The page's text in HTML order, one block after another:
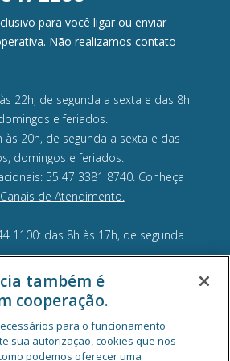
para você ligar ou enviar
Não realizamos contato
22h, de segunda a sexta e das 8h
e feriados.
às 20h, de segunda a sexta e das
domingos e feriados.
55 47 3381 8740. Conheça
Canais de Atendimento.
1100: das 8h às 17h, de segunda
também é
cooperação.
para o funcionamento
sua autorização, cookies que nos
podemos oferecer uma